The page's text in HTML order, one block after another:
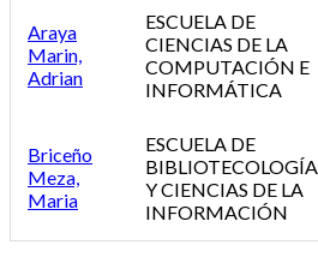
Araya
Marin,
Adrian
ESCUELA DE
CIENCIAS DE LA
COMPUTACIÓN E
INFORMÁTICA
Briceño
Meza,
Maria
ESCUELA DE
BIBLIOTECOLOGÍA
Y CIENCIAS DE LA
INFORMACIÓN